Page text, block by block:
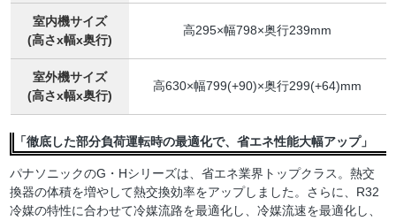
室内機サイズ
(高さx幅x奥行)
高295×幅798×奥行239mm
室外機サイズ
(高さx幅x奥行)
高630×幅799(+90)×奥行299(+64)mm
「徹底した部分負荷運転時の最適化で、省エネ性能大幅アップ」
パナソニックのG・Hシリーズは、省エネ業界トップクラス。熱交
換器の体積を増やして熱交換効率をアップしました。さらに、R32
冷媒の特性に合わせて冷媒流路を最適化し、冷媒流速を最適化し、